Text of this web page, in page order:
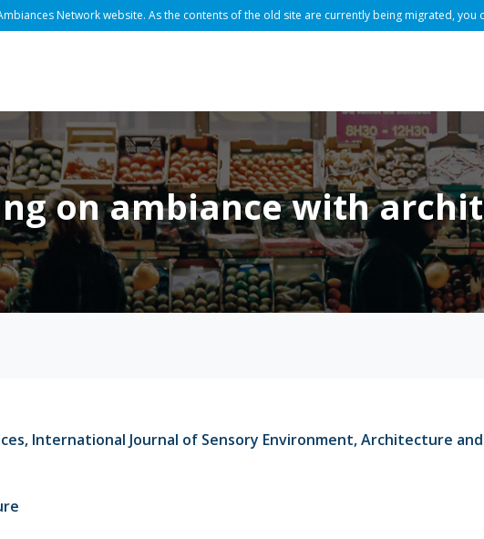
Network website. As the contents of the old site are currently being migrated, you
on ambiance with
International Journal of Sensory Environment, Architecture